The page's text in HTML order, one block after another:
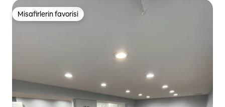
Misafirlerin favorisi
Misafirlerin favorisi